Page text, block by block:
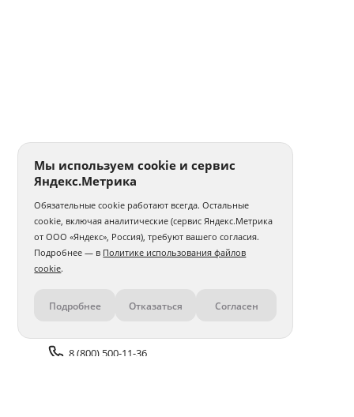
Контакты
8 (800) 500-11-36
Мы используем cookie и сервис
Яндекс.Метрика
Обязательные cookie работают всегда. Остальные
cookie, включая аналитические (сервис Яндекс.Метрика
от ООО «Яндекс», Россия), требуют вашего согласия.
Подробнее — в Политике использования файлов
cookie.
Подробнее Отказаться Согласен